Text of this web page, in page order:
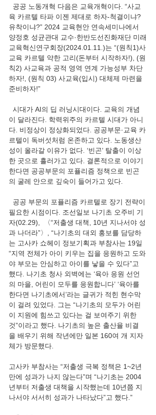
육 카르텔 타파 이젠 제대로 하자-척결이냐?
유착이냐?” 2024 교육현안 연속세미나에서
양정호 성균관대 교수·한반도선진화재단 미래
교육혁신연구회장(2024.01.11.)는 “(원칙1)사
교육 카르텔 약한 고리(돈부터 시작하자!), (원
칙2) 사교육과 공적 영역 연계 가능성부 차단
하자!, (원칙 03) 사교육(입시) 대체제 마련을
준비하자!”
이 달라진다. 학력위주의 카르텔 시대가 아니
다. 비정상이 정상화되었다. 공공부문·교육 카
르텔이 독버섯처럼 온존하고 있다. 노동생산
성이 올라갈 이유가 없다. ‘빈곤’ 탈출이 이상
한 곳으로 흘러가고 있다. 결론적으로 이야기
한다면 공공부문의 포퓰리즘 정책으로 빈곤
의 굴레 안으로 깊숙이 들어가고 있다.
필요한 시점이다. 조선일보 나기초 오주비 기
자(02.29),  〈“저출생 대책, 10년 지나서야 성
과 나더라”〉, “나기초의 대외 홍보를 담당하
는 고사카 쇼헤이 정보기획과 부참사는 19일
“지역 전체가 아이 키우는 집을 응원하고 도와
야 부모는 안심하고 아이를 낳을 수 있다”고
했다. 나기초 청사 외벽에는 ‘육아 응원 선언
의 마을, 어린이 모두를 응원합니다’ ‘육아를
한다면 나기초에서’라는 글귀가 적힌 현수막
이 걸려 있었다. 그는 “나기초의 모두가 어린
이 지원에 힘쓰고 있다는 걸 보여주기 위한
것”이라고 했다. 나기초의 높은 출산율 비결
을 배우기 위해 작년에만 일본 160여 개 지자
체가 방문했다.
고사카 부참사는 “저출생 극복 정책은 1~2년
만에 성과가 나지 않는다”며 “나기초는 2004
년부터 저출생 대책을 시작했는데 10년쯤 지
나서야 서서히 성과가 나타났다”고 했다.”